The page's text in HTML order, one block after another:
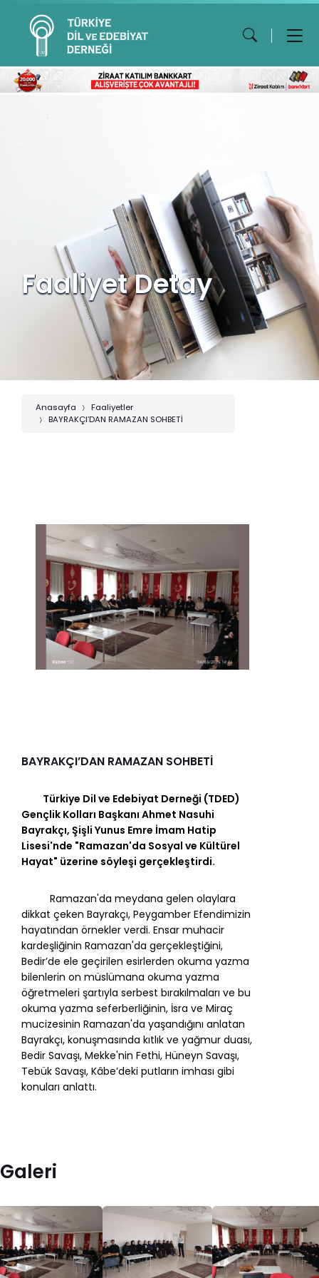
Faaliyet Detay
Anasayfa
Faaliyetler
BAYRAKÇI’DAN RAMAZAN SOHBETİ
BAYRAKÇI’DAN RAMAZAN SOHBETİ
Türkiye Dil ve Edebiyat Derneği (TDED)
Gençlik Kolları Başkanı Ahmet Nasuhi
Bayrakçı, Şişli Yunus Emre İmam Hatip
Lisesi'nde "Ramazan'da Sosyal ve Kültürel
Hayat" üzerine söyleşi gerçekleştirdi.
Ramazan'da meydana gelen olaylara
dikkat çeken Bayrakçı, Peygamber Efendimizin
hayatından örnekler verdi. Ensar muhacir
kardeşliğinin Ramazan'da gerçekleştiğini,
Bedir’de ele geçirilen esirlerden okuma yazma
bilenlerin on müslümana okuma yazma
öğretmeleri şartıyla serbest bırakılmaları ve bu
okuma yazma seferberliğinin, İsra ve Miraç
mucizesinin Ramazan'da yaşandığını anlatan
Bayrakçı, konuşmasında kıtlık ve yağmur duası,
Bedir Savaşı, Mekke'nin Fethi, Hüneyn Savaşı,
Tebük Savaşı, Kâbe’deki putların imhası gibi
konuları anlattı.
Galeri